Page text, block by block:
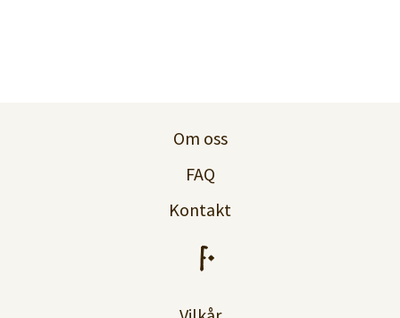
Om oss
FAQ
Kontakt